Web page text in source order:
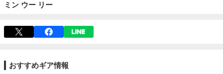
ミン ウー リー
おすすめギア情報